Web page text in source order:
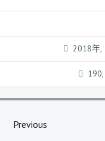
2018年,
190,
Previous